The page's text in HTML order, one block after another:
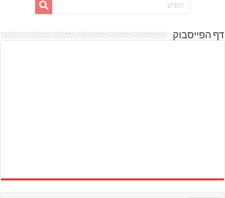
דף הפייסבוק